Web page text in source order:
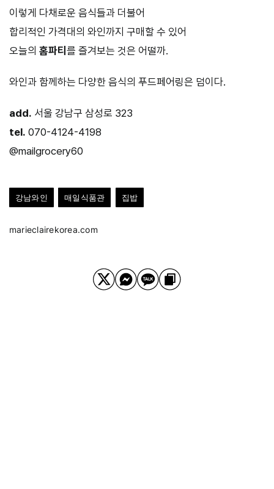
이렇게 다채로운 음식들과 더불어
합리적인 가격대의 와인까지 구매할 수 있어
오늘의 홈파티 를 즐겨보는 것은 어떨까.
와인과 함께하는 다양한 음식의 푸드페어링은 덤이다.
add. 서울 강남구 삼성로 323
tel. 070-4124-4198
@mailgrocery60
강남와인 매일식품관 집밥
marieclairekorea.com